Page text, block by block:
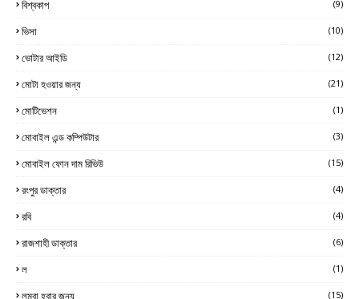
বিশ্বকাপ (9)
ভিসা (10)
ভোটার আইডি (12)
মোটা হওয়ার জন্য (21)
মোটিভেশন (1)
মোবাইল এন্ড কম্পিউটার (3)
মোবাইল ফোন দাম রিভিউ (15)
রংপুর ডাক্তার (4)
রবি (4)
রাজশাহী ডাক্তার (6)
ল (1)
লম্বা হবার জন্য (15)